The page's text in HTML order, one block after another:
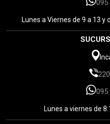
095
Lunes a Viernes de 9 a 13 y
095
Lunes a viernes de